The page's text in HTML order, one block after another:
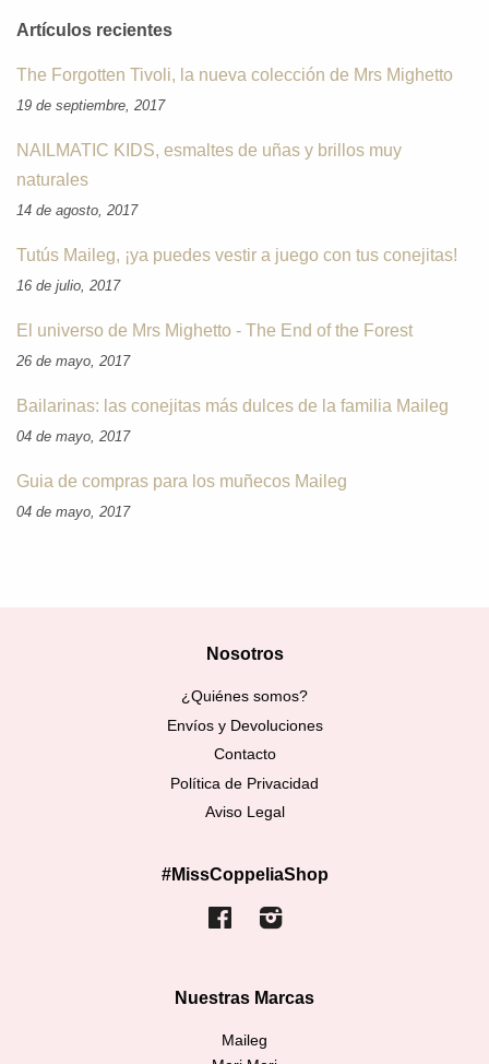
Artículos recientes
The Forgotten Tivoli, la nueva colección de Mrs Mighetto
19 de septiembre, 2017
NAILMATIC KIDS, esmaltes de uñas y brillos muy
naturales
14 de agosto, 2017
Tutús Maileg, ¡ya puedes vestir a juego con tus conejitas!
16 de julio, 2017
El universo de Mrs Mighetto - The End of the Forest
26 de mayo, 2017
Bailarinas: las conejitas más dulces de la familia Maileg
04 de mayo, 2017
Guia de compras para los muñecos Maileg
04 de mayo, 2017
Nosotros
¿Quiénes somos?
Envíos y Devoluciones
Contacto
Política de Privacidad
Aviso Legal
#MissCoppeliaShop
FacebookInstagram
Nuestras Marcas
Maileg